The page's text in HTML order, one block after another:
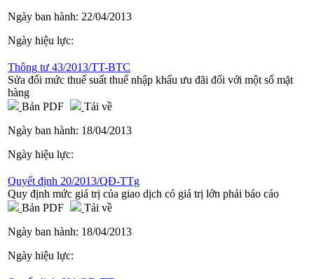
Ngày ban hành: 22/04/2013
Ngày hiệu lực:
Thông tư 43/2013/TT-BTC
Sửa đổi mức thuế suất thuế nhập khẩu ưu đãi đối với một số mặt
hàng
Bản PDF
Tải về
Ngày ban hành: 18/04/2013
Ngày hiệu lực:
Quyết định 20/2013/QĐ-TTg
Quy định mức giá trị của giao dịch có giá trị lớn phải báo cáo
Bản PDF
Tải về
Ngày ban hành: 18/04/2013
Ngày hiệu lực: